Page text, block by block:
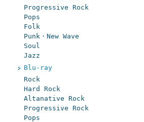
Progressive Rock
Pops
Folk
Punk・New Wave
Soul
Jazz
Blu-ray
Rock
Hard Rock
Altanative Rock
Progressive Rock
Pops